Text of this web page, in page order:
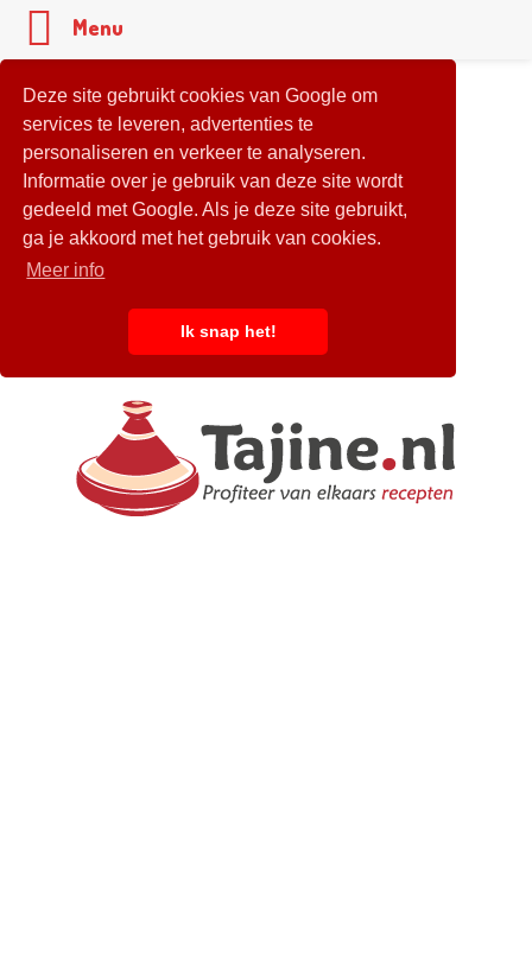
Deze site gebruikt cookies van Google om
services te leveren, advertenties te
personaliseren en verkeer te analyseren.
Informatie over je gebruik van deze site wordt
gedeeld met Google. Als je deze site gebruikt,
ga je akkoord met het gebruik van cookies.
Meer info
Ik snap het!
Menu